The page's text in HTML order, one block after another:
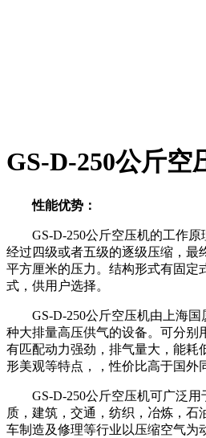
GS-D-250公斤空
性能优势：
GS-D-250公斤空压机的工作
经过四级或者五级的逐级压缩，最
平方厘米的压力。结构形式有固定
式，供用户选择。
GS-D-250公斤空压机由上海
种大排量高压供气的设备。可分别
有匹配动力强劲，排气量大，能耗
形美观等特点，，性价比高于国外
GS-D-250公斤空压机可广泛
质，建筑，交通，纺织，冶炼，石
车制造及修理等行业以压缩空气为